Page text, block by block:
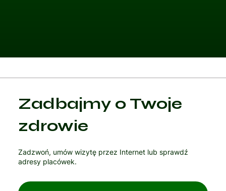
Zadbajmy o Twoje
zdrowie
Zadzwoń, umów wizytę przez Internet lub sprawdź
adresy placówek.